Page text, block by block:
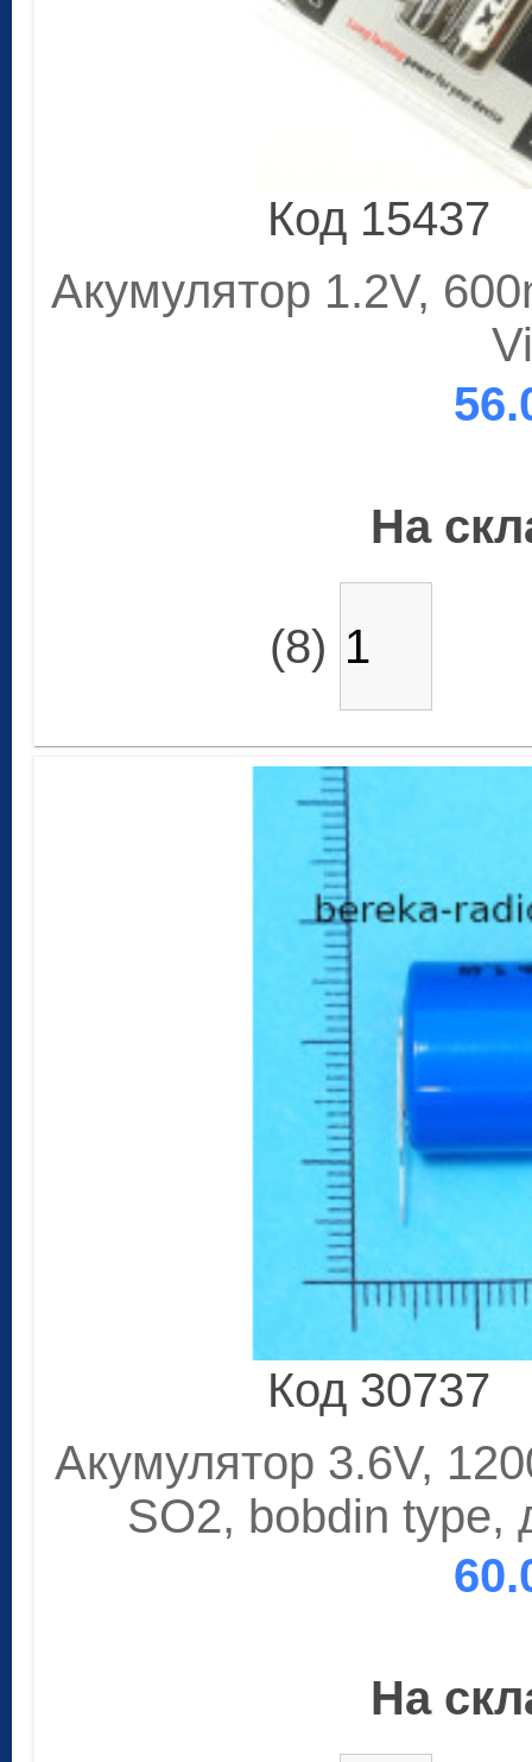
Код 15437
Акумулятор 1.2V,
На
(8)
Код 30737
Акумулятор 3.6V,
SO2, bobdin type,
На